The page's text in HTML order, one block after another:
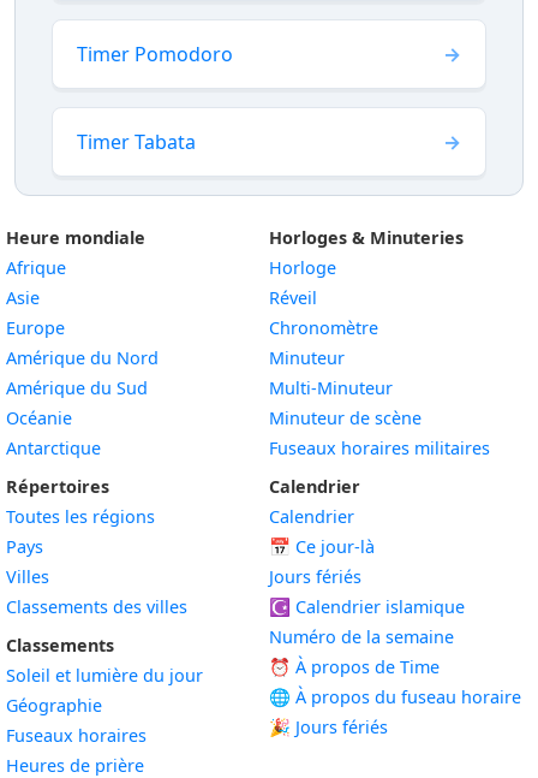
Timer Pomodoro
Timer Tabata
Heure mondiale
Afrique
Asie
Europe
Amérique du Nord
Amérique du Sud
Océanie
Antarctique
Répertoires
Toutes les régions
Pays
Villes
Classements des villes
Classements
Soleil et lumière du jour
Géographie
Fuseaux horaires
Heures de prière
Horloges & Minuteries
Horloge
Réveil
Chronomètre
Minuteur
Multi-Minuteur
Minuteur de scène
Fuseaux horaires militaires
Calendrier
Calendrier
📅 Ce jour-là
Jours fériés
☪️ Calendrier islamique
Numéro de la semaine
⏰ À propos de Time
🌐 À propos du fuseau horaire
🎉 Jours fériés